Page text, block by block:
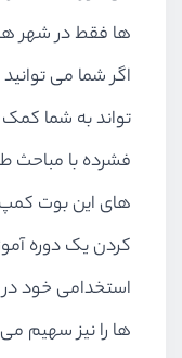
ها فقط در شهر
اگر شما می
تواند به شما
فشرده با مباحث
های این بوت کمپ
کردن یک دوره
استخدامی خود در
ها را نیز سهیم